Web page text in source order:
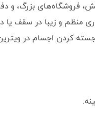
فروشگاه‌های بزرگ، و
منظم و زیبا در سقف یا
کردن اجسام در